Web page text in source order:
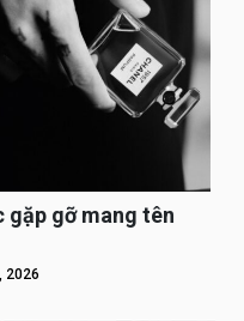
gặp gỡ mang tên
2026